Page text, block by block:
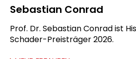
Sebastian Conrad
Prof. Dr. Sebastian Conrad ist
Schader-Preisträger 2026.